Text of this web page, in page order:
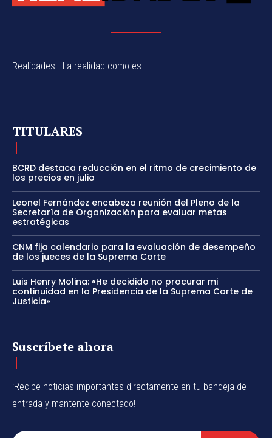
Realidades - La realidad como es.
TITULARES
BCRD destaca reducción en el ritmo de crecimiento de
los precios en julio
Leonel Fernández encabeza reunión del Pleno de la
Secretaría de Organización para evaluar metas
estratégicas
CNM fija calendario para la evaluación de desempeño
de los jueces de la Suprema Corte
Luis Henry Molina: «He decidido no procurar mi
continuidad en la Presidencia de la Suprema Corte de
Justicia»
Suscríbete ahora
¡Recibe noticias importantes directamente en tu bandeja de
entrada y mantente conectado!